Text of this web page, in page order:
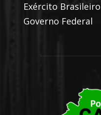
Exército Brasileiro
Governo Federal